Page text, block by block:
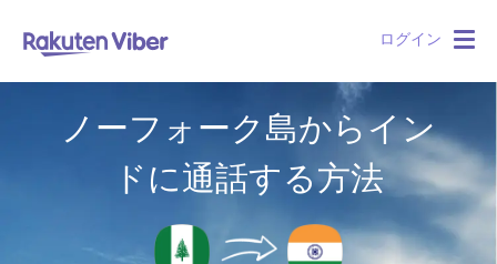
ログイン
ノーフォーク島からイン
ドに通話する方法